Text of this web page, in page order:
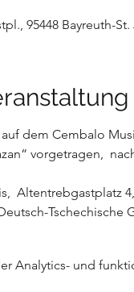
95448 Bayreuth-
dem Cembalo
vorgetragen,
Altentrebgastplatz
Tschechische
Analytics- und